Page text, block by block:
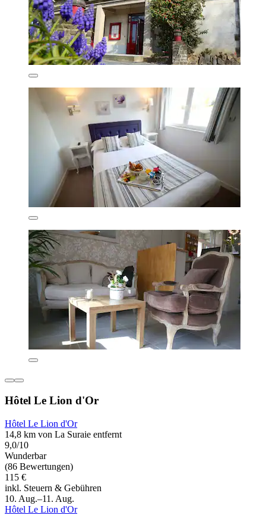
Hôtel Le Lion d'Or
Hôtel Le Lion d'Or
14,8 km von La Suraie entfernt
9,0/10
Wunderbar
(86 Bewertungen)
115 €
inkl. Steuern & Gebühren
10. Aug.–11. Aug.
Hôtel Le Lion d'Or